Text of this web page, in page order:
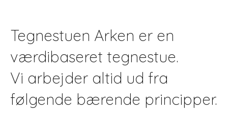
Tegnestuen Arken er en
værdibaseret tegnestue.
Vi arbejder altid ud fra
følgende bærende principper.